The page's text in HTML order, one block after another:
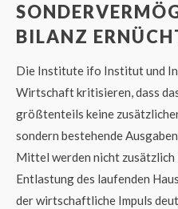
BILANZ
Die Institute ifo Institut und
Wirtschaft kritisieren, dass
größtenteils keine
sondern bestehende
Mittel werden nicht
Entlastung des laufenden
der wirtschaftliche Impuls